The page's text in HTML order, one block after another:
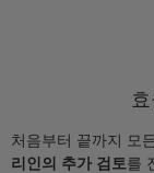
처음부터 끝까지 모
리인의 추가 검토를